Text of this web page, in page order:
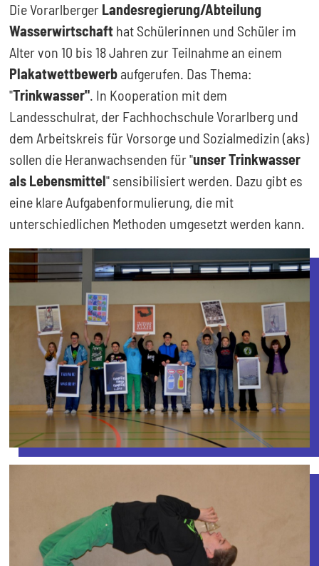
Die Vorarlberger Landesregierung/Abteilung
Wasserwirtschaft hat Schülerinnen und Schüler im
Alter von 10 bis 18 Jahren zur Teilnahme an einem
Plakatwettbewerb aufgerufen. Das Thema:
"Trinkwasser". In Kooperation mit dem
Landesschulrat, der Fachhochschule Vorarlberg und
dem Arbeitskreis für Vorsorge und Sozialmedizin (aks)
sollen die Heranwachsenden für "unser Trinkwasser
als Lebensmittel" sensibilisiert werden. Dazu gibt es
eine klare Aufgabenformulierung, die mit
unterschiedlichen Methoden umgesetzt werden kann.